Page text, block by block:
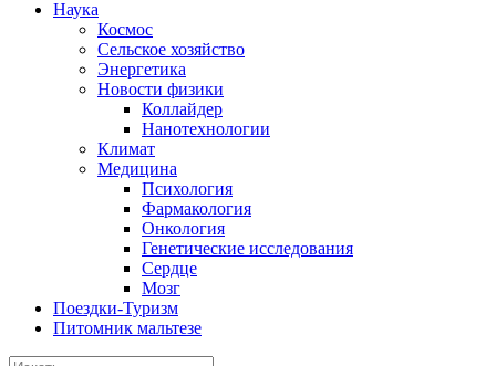
Наука
Космос
Сельское хозяйство
Энергетика
Новости физики
Коллайдер
Нанотехнологии
Климат
Медицина
Психология
Фармакология
Онкология
Генетические исследования
Сердце
Мозг
Поездки-Туризм
Питомник мальтезе